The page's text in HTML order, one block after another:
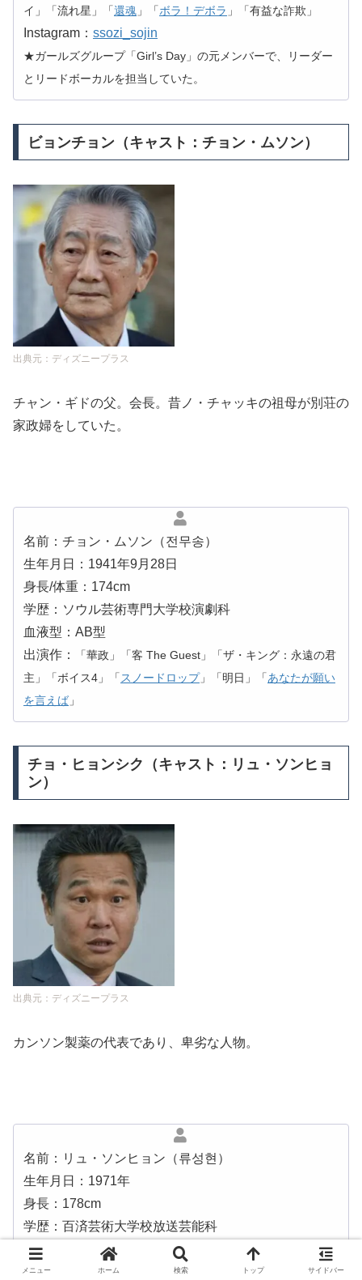
イ」「流れ星」「還魂 」「ボラ！デボラ 」「有益な詐欺」
Instagram： ssozi_sojin
★ガールズグループ「Girl’s Day」の元メンバーで、リーダー
とリードボーカルを担当していた。
ビョンチョン（キャスト：チョン・ムソン）
出典元：ディズニープラス
チャン・ギドの父。会長。昔ノ・チャッキの祖母が別荘の
家政婦をしていた。
名前：チョン・ムソン（전무송）
生年月日：1941年9月28日
身長/体重：174cm
学歴：ソウル芸術専門大学校演劇科
血液型：AB型
出演作：
「華政」「客 The Guest」「ザ・キング：永遠の君
主」「ボイス4」「 スノードロップ」「明日」「あなたが願い
を言えば 」
チョ・ヒョンシク（キャスト：リュ・ソンヒョ
ン）
出典元：ディズニープラス
カンソン製薬の代表であり、卑劣な人物。
名前：リュ・ソンヒョン（류성현）
生年月日：1971年
身長：178cm
学歴：百済芸術大学校放送芸能科
所属事務所：Story J Company
出演作：
「シティーホール」「身分を隠せ」「君を憶えて
メニュー ホーム 検索 トップ サイドバー